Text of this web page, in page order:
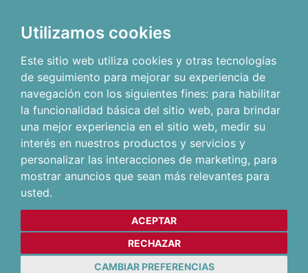
Utilizamos cookies
Este sitio web utiliza cookies y otras tecnologías
de seguimiento para mejorar su experiencia de
navegación con los siguientes fines: para habilitar
la funcionalidad básica del sitio web, para brindar
una mejor experiencia en el sitio web, medir su
interés en nuestros productos y servicios y
personalizar las interacciones de marketing, para
mostrar anuncios que sean más relevantes para
usted.
ACEPTAR
RECHAZAR
CAMBIAR PREFERENCIAS